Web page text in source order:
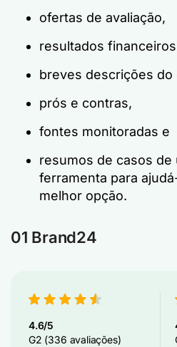
ofertas de avaliação,
resultados
breves descrições do
prós e contras,
fontes monitoradas e
resumos de casos de
ferramenta para
melhor opção.
01 Brand24
4.6/5
G2 (336 avaliações)